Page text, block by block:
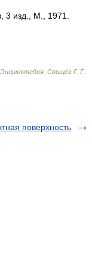
3 изд., М., 1971.
Свищёв Г. Г.
поверхность